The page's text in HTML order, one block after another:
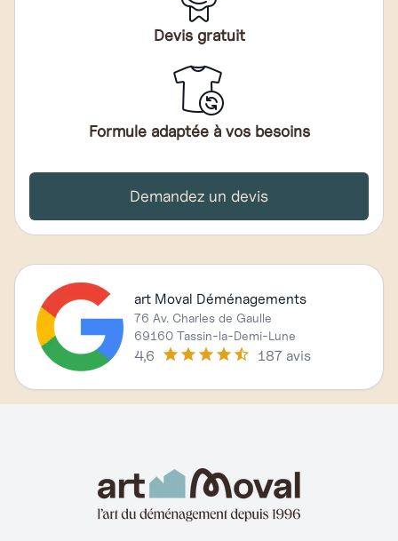
Devis gratuit
Formule adaptée à vos besoins
Demandez un devis
art Moval Déménagements
76 Av. Charles de Gaulle
69160 Tassin-la-Demi-Lune
4,6 187 avis